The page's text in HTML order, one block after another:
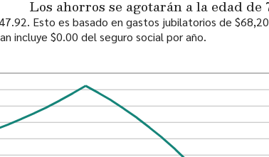
Los ahorros se agotarán a la edad de
Esto es basado en gastos jubilatorios de
incluye $0.00 del seguro social por año.